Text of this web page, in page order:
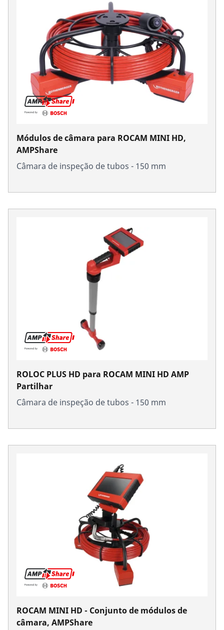
Módulos de câmara para ROCAM MINI HD,
AMPShare
Câmara de inspeção de tubos - 150 mm
ROLOC PLUS HD para ROCAM MINI HD AMP
Partilhar
Câmara de inspeção de tubos - 150 mm
ROCAM MINI HD - Conjunto de módulos de
câmara, AMPShare